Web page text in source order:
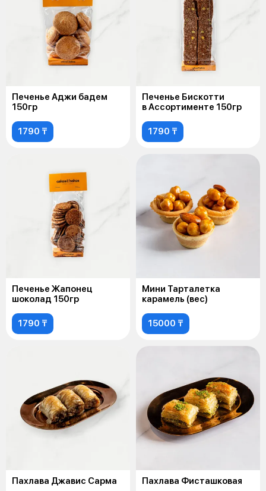
Печенье Аджи бадем
150гр
1790 ₸
Печенье Бискотти
в Ассортименте 150гр
1790 ₸
Печенье Жапонец
шоколад 150гр
1790 ₸
Мини Тарталетка
карамель (вес)
15000 ₸
Пахлава Джавис Сарма Пахлава Фисташковая